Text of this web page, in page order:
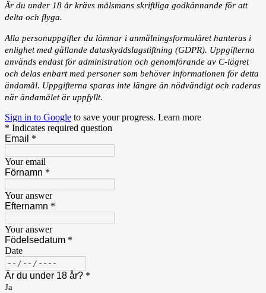
Är du under 18 år krävs målsmans skriftliga godkännande för att
delta och flyga.
Alla personuppgifter du lämnar i anmälningsformuläret hanteras i
enlighet med gällande dataskyddslagstiftning (GDPR). Uppgifterna
används endast för administration och genomförande av C-lägret
och delas enbart med personer som behöver informationen för detta
ändamål. Uppgifterna sparas inte längre än nödvändigt och raderas
när ändamålet är uppfyllt.
Sign in to Google to save your progress. Learn more
* Indicates required question
Email *
Your email
Förnamn *
Your answer
Efternamn *
Your answer
Födelsedatum *
Date
Är du under 18 år? *
Ja